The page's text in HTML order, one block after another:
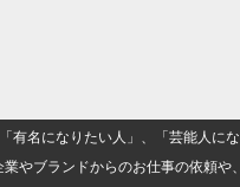
有名になりたい人」、「芸能人に
やブランドからのお仕事の依頼